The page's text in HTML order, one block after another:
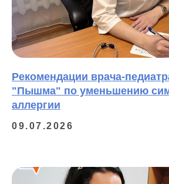
Рекомендации врача-
"Пышма" по уменьшению
аллергии
09.07.2026